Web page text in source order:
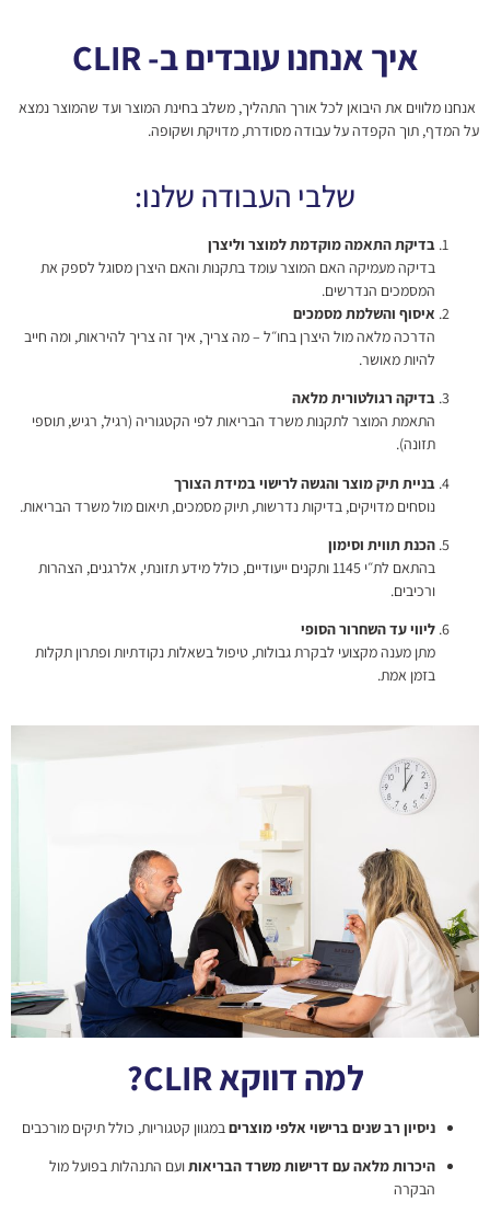
איך אנחנו עובדים ב- CLIR
אנחנו מלווים את היבואן לכל אורך התהליך, משלב בחינת המוצר ועד שהמוצר נמצא
על המדף, תוך הקפדה על עבודה מסודרת, מדויקת ושקופה.
שלבי העבודה שלנו:
בדיקת התאמה מוקדמת למוצר וליצרן
בדיקה מעמיקה האם המוצר עומד בתקנות והאם היצרן מסוגל לספק את
המסמכים הנדרשים.
איסוף והשלמת מסמכים
הדרכה מלאה מול היצרן בחו״ל – מה צריך, איך זה צריך להיראות, ומה חייב
להיות מאושר.
בדיקה רגולטורית מלאה
התאמת המוצר לתקנות משרד הבריאות לפי הקטגוריה (רגיל, רגיש, תוספי
תזונה).
בניית תיק מוצר והגשה לרישוי במידת הצורך
נוסחים מדויקים, בדיקות נדרשות, תיוק מסמכים, תיאום מול משרד הבריאות.
הכנת תווית וסימון
בהתאם לת״י 1145 ותקנים ייעודיים, כולל מידע תזונתי, אלרגנים, הצהרות
ורכיבים.
ליווי עד השחרור הסופי
מתן מענה מקצועי לבקרת גבולות, טיפול בשאלות נקודתיות ופתרון תקלות
בזמן אמת.
למה דווקא CLIR?
ניסיון רב שנים ברישוי אלפי מוצריםבמגוון קטגוריות, כולל תיקים מורכבים
היכרות מלאה עם דרישות משרד הבריאותועם התנהלות בפועל מול
הבקרה